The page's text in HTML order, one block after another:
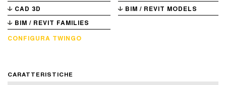
CAD 3D
BIM / REVIT MODELS
BIM / REVIT FAMILIES
CONFIGURA TWINGO
CARATTERISTICHE